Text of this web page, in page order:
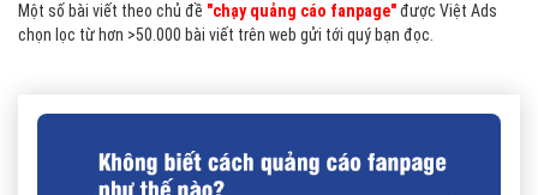
Một số bài viết theo chủ đề "chạy quảng cáo fanpage"được Việt Ads
chọn lọc từ hơn >50.000 bài viết trên web gửi tới quý bạn đọc.